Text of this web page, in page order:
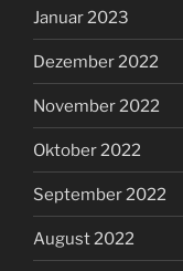
Januar 2023
Dezember 2022
November 2022
Oktober 2022
September 2022
August 2022